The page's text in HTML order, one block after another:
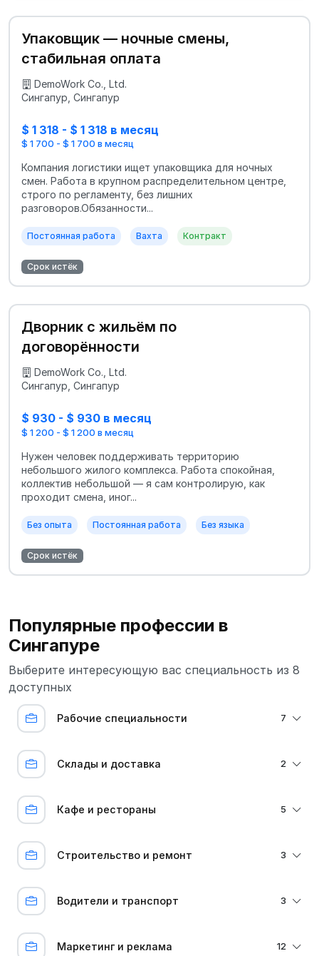
Упаковщик — ночные смены,
стабильная оплата
DemoWork Co., Ltd.
Сингапур, Сингапур
$ 1 318 - $ 1 318 в месяц
$ 1 700 - $ 1 700 в месяц
Компания логистики ищет упаковщика для ночных
смен. Работа в крупном распределительном центре,
строго по регламенту, без лишних
разговоров.Обязанности...
Постоянная работа Вахта Контракт
Срок истёк
Дворник с жильём по
договорённости
DemoWork Co., Ltd.
Сингапур, Сингапур
$ 930 - $ 930 в месяц
$ 1 200 - $ 1 200 в месяц
Нужен человек поддерживать территорию
небольшого жилого комплекса. Работа спокойная,
коллектив небольшой — я сам контролирую, как
проходит смена, иног...
Без опыта Постоянная работа Без языка
Срок истёк
Популярные профессии в
Сингапуре
Выберите интересующую вас специальность из 8
доступных
Рабочие специальности 7
Склады и доставка 2
Кафе и рестораны 5
Строительство и ремонт 3
Водители и транспорт 3
Маркетинг и реклама 12